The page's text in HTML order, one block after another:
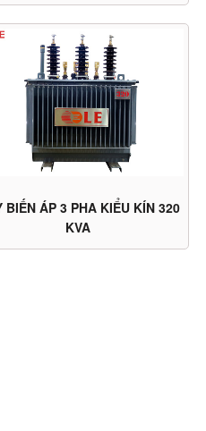
BIẾN ÁP 3 PHA KIỂU KÍN 320
KVA